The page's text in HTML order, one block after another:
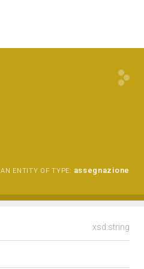
AN ENTITY OF TYPE: assegnazione
xsd:string